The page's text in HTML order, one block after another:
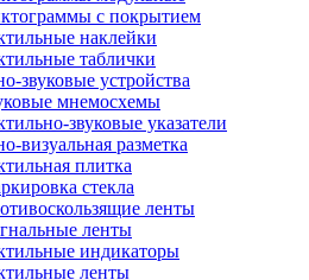
с покрытием
наклейки
таблички
звуковые устройства
мнемосхемы
звуковые указатели
визуальная разметка
плитка
стекла
ленты
ленты
индикаторы
ленты